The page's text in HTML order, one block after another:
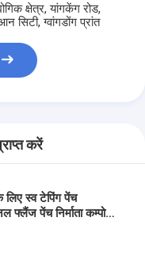
क्षेत्र, यांगकेंग रोड,
सिटी, ग्वांगडोंग प्रांत
करें
लिए स्व टेपिंग पेंच
फ्लैंज पेंच निर्माता कम्पोजिट